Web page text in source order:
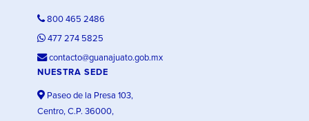
800 465 2486
477 274 5825
contacto@guanajuato.gob.mx
NUESTRA SEDE
Paseo de la Presa 103,
Centro, C.P. 36000,